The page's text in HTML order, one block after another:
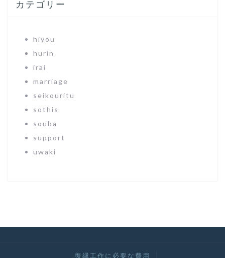
カテゴリー
hiyou
hurin
irai
marriage
seikouritu
sothis
souba
support
uwaki
復縁工作に必要な費用